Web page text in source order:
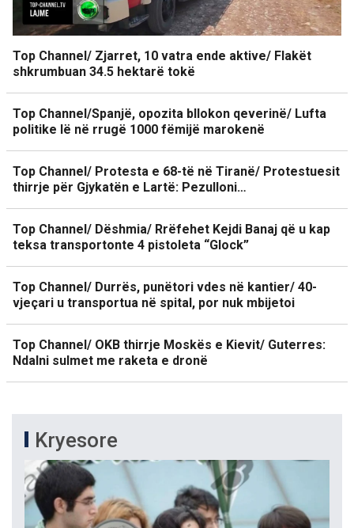
Top Channel/ Zjarret, 10 vatra ende aktive/ Flakët
shkrumbuan 34.5 hektarë tokë
Top Channel/Spanjë, opozita bllokon qeverinë/ Lufta
politike lë në rrugë 1000 fëmijë marokenë
Top Channel/ Protesta e 68-të në Tiranë/ Protestuesit
thirrje për Gjykatën e Lartë: Pezulloni…
Top Channel/ Dëshmia/ Rrëfehet Kejdi Banaj që u kap
teksa transportonte 4 pistoleta “Glock”
Top Channel/ Durrës, punëtori vdes në kantier/ 40-
vjeçari u transportua në spital, por nuk mbijetoi
Top Channel/ OKB thirrje Moskës e Kievit/ Guterres:
Ndalni sulmet me raketa e dronë
Kryesore